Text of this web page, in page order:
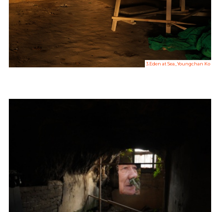
3.Eden at Sea_Youngchan Ko